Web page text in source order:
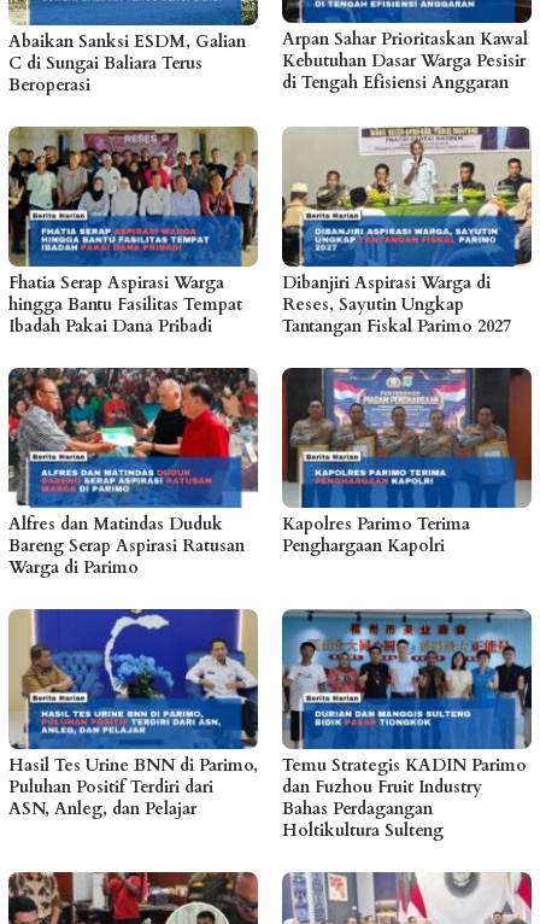
Abaikan Sanksi ESDM, Galian
C di Sungai Baliara Terus
Beroperasi
Arpan Sahar Prioritaskan Kawal
Kebutuhan Dasar Warga Pesisir
di Tengah Efisiensi Anggaran
Fhatia Serap Aspirasi Warga
hingga Bantu Fasilitas Tempat
Ibadah Pakai Dana Pribadi
Dibanjiri Aspirasi Warga di
Reses, Sayutin Ungkap
Tantangan Fiskal Parimo 2027
Alfres dan Matindas Duduk
Bareng Serap Aspirasi Ratusan
Warga di Parimo
Kapolres Parimo Terima
Penghargaan Kapolri
Hasil Tes Urine BNN di Parimo,
Puluhan Positif Terdiri dari
ASN, Anleg, dan Pelajar
Temu Strategis KADIN Parimo
dan Fuzhou Fruit Industry
Bahas Perdagangan
Holtikultura Sulteng